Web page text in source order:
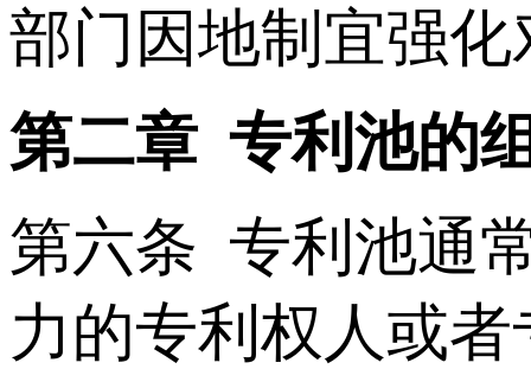
部门因地制宜强
第二章 专利池的
第六条 专利池通
力的专利权人或